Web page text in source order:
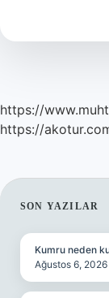
https://
https://
SON YAZILAR
Kumru neden
Ağustos 6, 2026